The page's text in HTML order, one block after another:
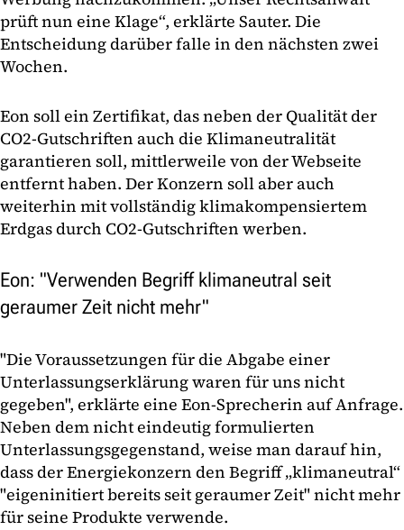
prüft nun eine Klage“, erklärte Sauter. Die
Entscheidung darüber falle in den nächsten zwei
Wochen.
Eon soll ein Zertifikat, das neben der Qualität der
CO2-Gutschriften auch die Klimaneutralität
garantieren soll, mittlerweile von der Webseite
entfernt haben. Der Konzern soll aber auch
weiterhin mit vollständig klimakompensiertem
Erdgas durch CO2-Gutschriften werben.
Eon: "Verwenden Begriff klimaneutral seit
geraumer Zeit nicht mehr"
"Die Voraussetzungen für die Abgabe einer
Unterlassungserklärung waren für uns nicht
gegeben", erklärte eine Eon-Sprecherin auf Anfrage.
Neben dem nicht eindeutig formulierten
Unterlassungsgegenstand, weise man darauf hin,
dass der Energiekonzern den Begriff „klimaneutral“
"eigeninitiert bereits seit geraumer Zeit" nicht mehr
für seine Produkte verwende.